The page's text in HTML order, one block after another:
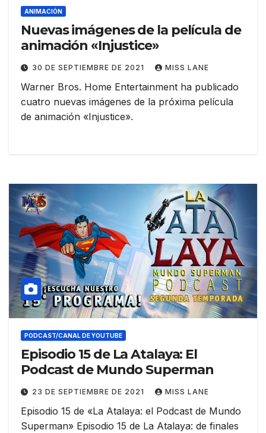
ANIMACIÓN
Nuevas imágenes de la película de
animación «Injustice»
30 DE SEPTIEMBRE DE 2021 MISS LANE
Warner Bros. Home Entertainment ha publicado
cuatro nuevas imágenes de la próxima película
de animación «Injustice».
PODCAST/CANAL DE YOUTUBE
Episodio 15 de La Atalaya: El
Podcast de Mundo Superman
23 DE SEPTIEMBRE DE 2021 MISS LANE
Episodio 15 de «La Atalaya: el Podcast de Mundo
Superman» Episodio 15 de La Atalaya: de finales